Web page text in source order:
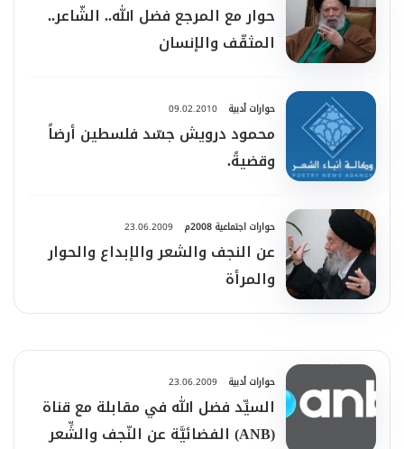
حوار مع المرجع فضل الله.. الشّاعر..
المثقّف والإنسان
حوارات أدبية 09.02.2010
محمود درويش جسّد فلسطين أرضاً
وقضيةً.
حوارات اجتماعية 2008م 23.06.2009
عن النجف والشعر والإبداع والحوار
والمرأة
حوارات أدبية 23.06.2009
السيِّد فضل الله في مقابلة مع قناة
(ANB) الفضائيَّة عن النّجف والشِّعر